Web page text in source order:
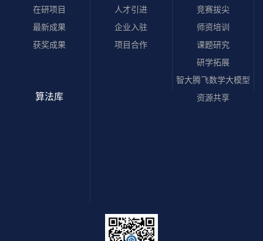
在研项目
最新成果
获奖成果
人才引进
企业入驻
项目合作
竞赛拔尖
师资培训
课题研究
研学拓展
智大腾飞数学大模型
资源共享
算法库